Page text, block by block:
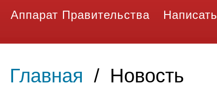
Аппарат Правительства
Главная / Новость